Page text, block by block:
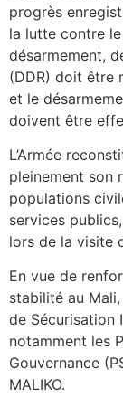
progrès
la lutte contre
désarmement,
(DDR) doit être
et le
doivent être
L’Armée
pleinement son
populations
services
lors de la visite
En vue de
stabilité au
de Sécurisation
notamment les
Gouvernance
MALIKO.